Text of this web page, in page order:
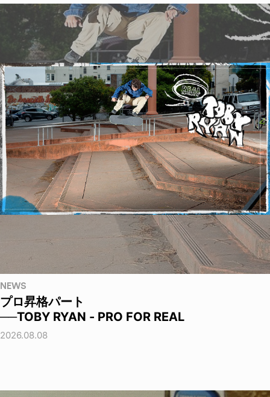
NEWS
プロ昇格パート
──TOBY RYAN - PRO FOR REAL
2026.08.08